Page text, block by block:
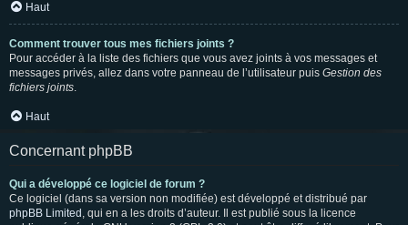
Haut
Comment trouver tous mes fichiers joints ?
Pour accéder à la liste des fichiers que vous avez joints à vos messages et
messages privés, allez dans votre panneau de l’utilisateur puis Gestion des
fichiers joints.
Haut
Concernant phpBB
Qui a développé ce logiciel de forum ?
Ce logiciel (dans sa version non modifiée) est développé et distribué par
phpBB Limited , qui en a les droits d’auteur. Il est publié sous la licence